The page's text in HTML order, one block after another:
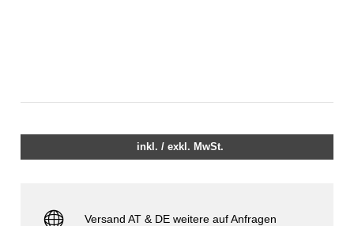
inkl. / exkl. MwSt.
Versand AT & DE weitere auf Anfragen